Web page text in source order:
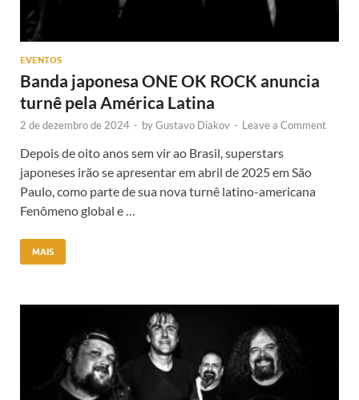
EVENTOS
Banda japonesa ONE OK ROCK anuncia
turnê pela América Latina
2 de dezembro de 2024 - byGustavo Diakov - Leave a Comment
Depois de oito anos sem vir ao Brasil, superstars
japoneses irão se apresentar em abril de 2025 em São
Paulo, como parte de sua nova turnê latino-americana
Fenômeno global e …
MAIS